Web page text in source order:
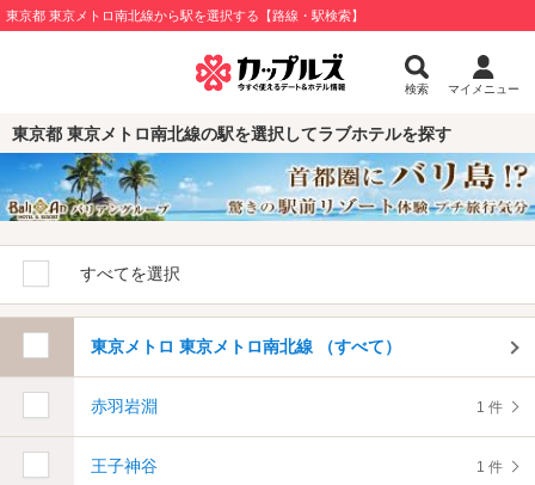
東京都 東京メトロ南北線から駅を選択する【路線・駅検索】
検索 マイメニュー
東京都 東京メトロ南北線の駅を選択してラブホテルを探す
すべてを選択
東京メトロ 東京メトロ南北線 （すべて）
赤羽岩淵 1 件
王子神谷 1 件